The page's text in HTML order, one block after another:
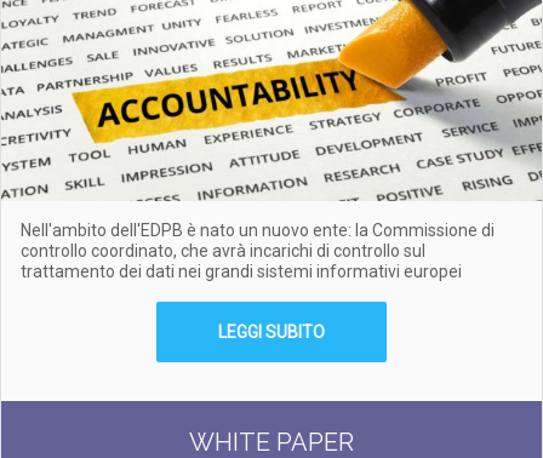
Nell'ambito dell'EDPB è nato un nuovo ente: la Commissione di
controllo coordinato, che avrà incarichi di controllo sul
trattamento dei dati nei grandi sistemi informativi europei
LEGGI SUBITO
WHITE PAPER